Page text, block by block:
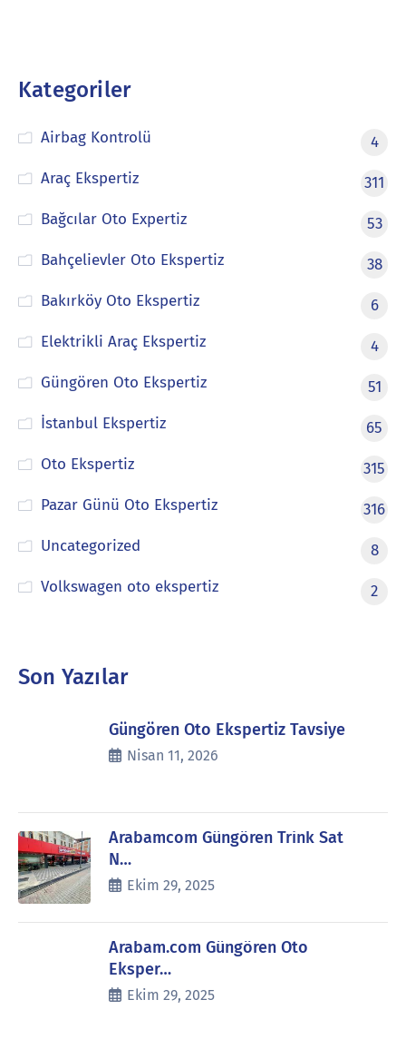
Kategoriler
Airbag Kontrolü
4
Araç Ekspertiz
311
Bağcılar Oto Expertiz
53
Bahçelievler Oto Ekspertiz
38
Bakırköy Oto Ekspertiz
6
Elektrikli Araç Ekspertiz
4
Güngören Oto Ekspertiz
51
İstanbul Ekspertiz
65
Oto Ekspertiz
315
Pazar Günü Oto Ekspertiz
316
Uncategorized
8
Volkswagen oto ekspertiz
2
Son Yazılar
Güngören Oto Ekspertiz Tavsiye
Nisan 11, 2026
Arabamcom Güngören Trink Sat
N…
Ekim 29, 2025
Arabam.com Güngören Oto
Eksper…
Ekim 29, 2025